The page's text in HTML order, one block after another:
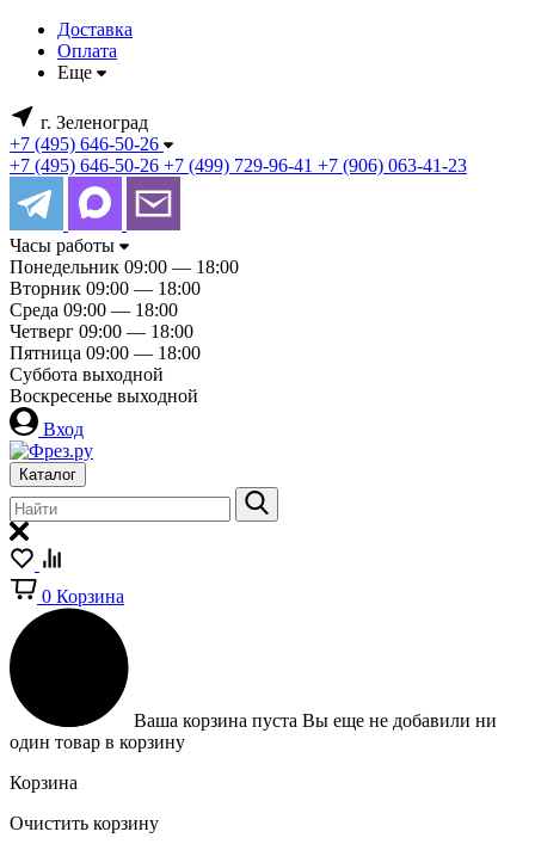
Доставка
Оплата
Еще
г. Зеленоград
+7 (495) 646-50-26
+7 (495) 646-50-26 +7 (499) 729-96-41 +7 (906) 063-41-23
Часы работы
Понедельник 09:00 — 18:00
Вторник 09:00 — 18:00
Среда 09:00 — 18:00
Четверг 09:00 — 18:00
Пятница 09:00 — 18:00
Суббота выходной
Воскресенье выходной
Вход
Каталог
0 Корзина
Ваша корзина пуста Вы еще не добавили ни
один товар в корзину
Корзина
Очистить корзину